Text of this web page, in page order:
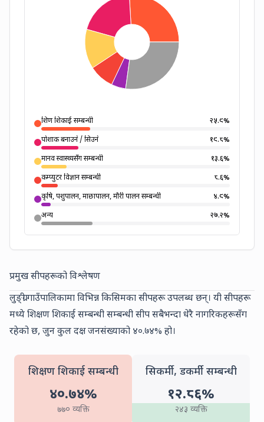
शिक्षण शिकाई सम्बन्धी २५.९%
पोशाक बनाउने / सिउने
१९.८%
मानव स्वास्थ्यसँग सम्बन्धी
१३.६%
कम्प्युटर विज्ञान सम्बन्धी
८.६%
कृषि, पशुपालन, माछापालन, मौरी पालन सम्बन्धी
४.९%
अन्य
२७.२%
प्रमुख सीपहरूको विश्लेषण
लुङ्ग्री गाउँपालिकामा विभिन्न किसिमका सीपहरू उपलब्ध छन्। यी सीपहरू
मध्येशिक्षण शिकाई सम्बन्धीसम्बन्धी सीप सबैभन्दा धेरै नागरिकहरूसँग
रहेको छ, जुन कुल दक्ष जनसंख्याको ४०.७४% हो।
शिक्षण शिकाई सम्बन्धीTeaching Skills
४०.७४%
७७० व्यक्ति(
सिकर्मी, डकर्मी सम्बन्धी
१२.८६%
२४३ व्यक्ति(